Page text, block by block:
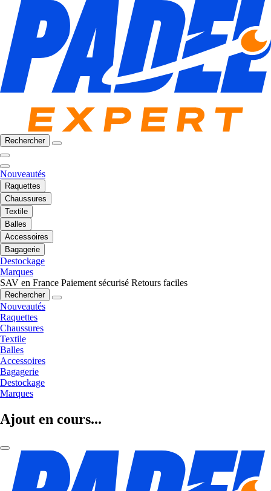
Rechercher
Nouveautés
Raquettes
Chaussures
Textile
Balles
Accessoires
Bagagerie
Destockage
Marques
SAV en France Paiement sécurisé Retours faciles
Rechercher
Nouveautés
Raquettes
Chaussures
Textile
Balles
Accessoires
Bagagerie
Destockage
Marques
Ajout en cours...